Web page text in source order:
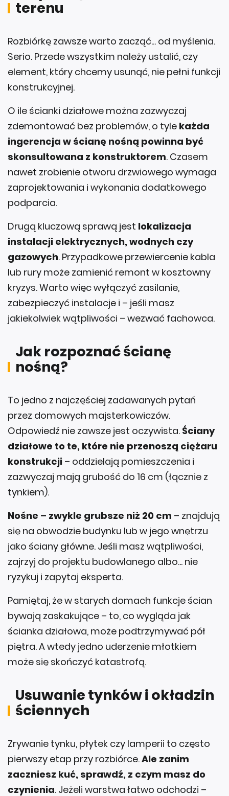
terenu
Rozbiórkę zawsze warto zacząć... od myślenia.
Serio. Przede wszystkim należy ustalić, czy
element, który chcemy usunąć, nie pełni funkcji
konstrukcyjnej.
O ile ścianki działowe można zazwyczaj
zdemontować bez problemów, o tyle każda
ingerencja w ścianę nośną powinna być
skonsultowana z konstruktorem. Czasem
nawet zrobienie otworu drzwiowego wymaga
zaprojektowania i wykonania dodatkowego
podparcia.
Drugą kluczową sprawą jest lokalizacja
instalacji elektrycznych, wodnych czy
gazowych. Przypadkowe przewiercenie kabla
lub rury może zamienić remont w kosztowny
kryzys. Warto więc wyłączyć zasilanie,
zabezpieczyć instalacje i – jeśli masz
jakiekolwiek wątpliwości – wezwać fachowca.
Jak rozpoznać ścianę
nośną?
To jedno z najczęściej zadawanych pytań
przez domowych majsterkowiczów.
Odpowiedź nie zawsze jest oczywista. Ściany
działowe to te, które nie przenoszą ciężaru
konstrukcji – oddzielają pomieszczenia i
zazwyczaj mają grubość do 16 cm (łącznie z
tynkiem).
Nośne – zwykle grubsze niż 20 cm – znajdują
się na obwodzie budynku lub w jego wnętrzu
jako ściany główne. Jeśli masz wątpliwości,
zajrzyj do projektu budowlanego albo... nie
ryzykuj i zapytaj eksperta.
Pamiętaj, że w starych domach funkcje ścian
bywają zaskakujące – to, co wygląda jak
ścianka działowa, może podtrzymywać pół
piętra. A wtedy jedno uderzenie młotkiem
może się skończyć katastrofą.
Usuwanie tynków i okładzin
ściennych
Zrywanie tynku, płytek czy lamperii to często
pierwszy etap przy rozbiórce.Ale zanim
zaczniesz kuć, sprawdź, z czym masz do
czynienia. Jeżeli warstwa łatwo odchodzi –